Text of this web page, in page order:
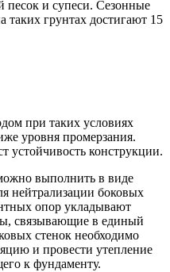
песок и супеси. Сезонные
таких грунтах достигают 15
при таких условиях
уровня промерзания.
устойчивость конструкции.
выполнить в виде
нейтрализации боковых
опор укладывают
связывающие в единый
стенок необходимо
и провести утепление
к фундаменту.